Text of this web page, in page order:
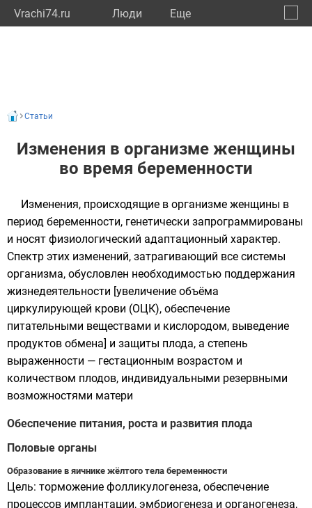
Vrachi74.ru Люди Eще
Статьи
Изменения в организме женщины
во время беременности
Изменения, происходящие в организме женщины в
период беременности, генетически запрограммированы
и носят физиологический адаптационный характер.
Спектр этих изменений, затрагивающий все системы
организма, обусловлен необходимостью поддержания
жизнедеятельности [увеличение объёма
циркулирующей крови (ОЦК), обеспечение
питательными веществами и кислородом, выведение
продуктов обмена] и защиты плода, а степень
выраженности — гестационным возрастом и
количеством плодов, индивидуальными резервными
возможностями матери
Обеспечение питания, роста и развития плода
Половые органы
Образование в яичнике жёлтого тела беременности
Цель: торможение фолликулогенеза, обеспечение
процессов имплантации, эмбриогенеза и органогенеза,